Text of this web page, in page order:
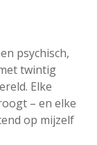
psychisch,
twintig
Elke
– en elke
op mijzelf